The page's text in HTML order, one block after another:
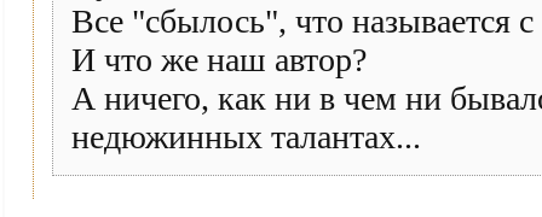
Все "сбылось", что называется
И что же наш автор?
А ничего, как ни в чем ни
недюжинных талантах...